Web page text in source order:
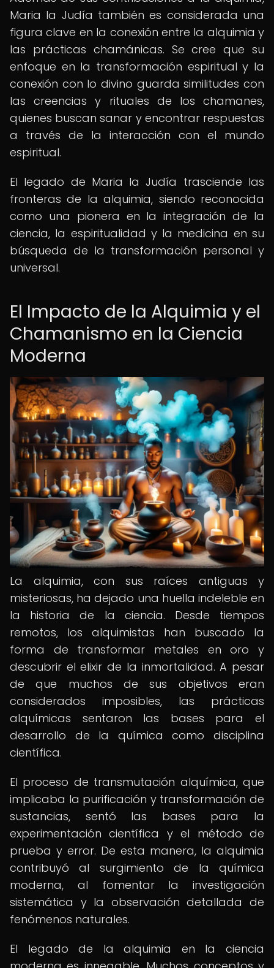
Maria la Judía también es considerada una
figura clave en la conexión entre la alquimia y
las prácticas chamánicas. Se cree que su
enfoque en la transformación espiritual y la
conexión con lo divino guarda similitudes con
las creencias y rituales de los chamanes,
quienes buscan sanar y encontrar respuestas
a través de la interacción con el mundo
espiritual.
El legado de Maria la Judía trasciende las
fronteras de la alquimia, siendo reconocida
como una pionera en la integración de la
ciencia, la espiritualidad y la medicina en su
búsqueda de la transformación personal y
universal.
El Impacto de la Alquimia y el
Chamanismo en la Ciencia
Moderna
La alquimia, con sus raíces antiguas y
misteriosas, ha dejado una huella indeleble en
la historia de la ciencia. Desde tiempos
remotos, los alquimistas han buscado la
forma de transformar metales en oro y
descubrir el elixir de la inmortalidad. A pesar
de que muchos de sus objetivos eran
considerados imposibles, las prácticas
alquímicas sentaron las bases para el
desarrollo de la química como disciplina
científica.
El proceso de transmutación alquímica, que
implicaba la purificación y transformación de
sustancias, sentó las bases para la
experimentación científica y el método de
prueba y error. De esta manera, la alquimia
contribuyó al surgimiento de la química
moderna, al fomentar la investigación
sistemática y la observación detallada de
fenómenos naturales.
El legado de la alquimia en la ciencia